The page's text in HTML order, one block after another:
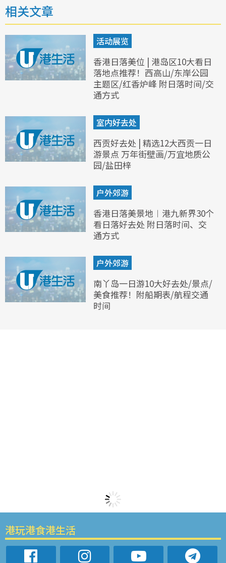
相关文章
活动展览
香港日落美位 | 港岛区10大看日
落地点推荐！西高山/东岸公园
主题区/红香炉峰 附日落时间/交
通方式
室内好去处
西贡好去处 | 精选12大西贡一日
游景点 万年街壁画/万宜地质公
园/盐田梓
户外郊游
香港日落美景地︱港九新界30个
看日落好去处 附日落时间、交
通方式
户外郊游
南丫岛一日游10大好去处/景点/
美食推荐！附船期表/航程交通
时间
港玩港食港生活